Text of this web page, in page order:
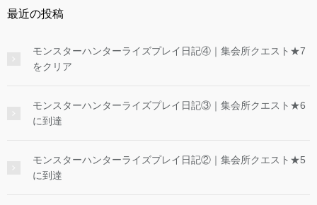
最近の投稿
モンスターハンターライズプレイ日記④｜集会所クエスト★7
をクリア
モンスターハンターライズプレイ日記③｜集会所クエスト★6
に到達
モンスターハンターライズプレイ日記②｜集会所クエスト★5
に到達